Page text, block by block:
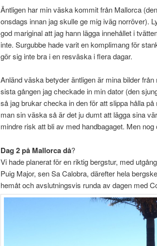
Äntligen har min väska kommit från Mallorca
onsdags innan jag skulle ge mig iväg norröver).
god mariginal att jag hann lägga innehållet i
inte. Surgubbe hade varit en komplimang för
gör sig inte bra i en resväska i flera dagar.
Anländ väska betyder äntligen är mina bilder
sista gången jag checkade in min dator (den
så jag brukar checka in den för att slippa hålla
man sin väska så är det ju dumt att lägga sina
mindre risk att bli av med handbagaget. Men nog
Dag 2 på Mallorca då?
Vi hade planerat för en riktig bergstur, med
Puig Major, sen Sa Calobra, därefter hela
hemåt och avslutningsvis runda av dagen med